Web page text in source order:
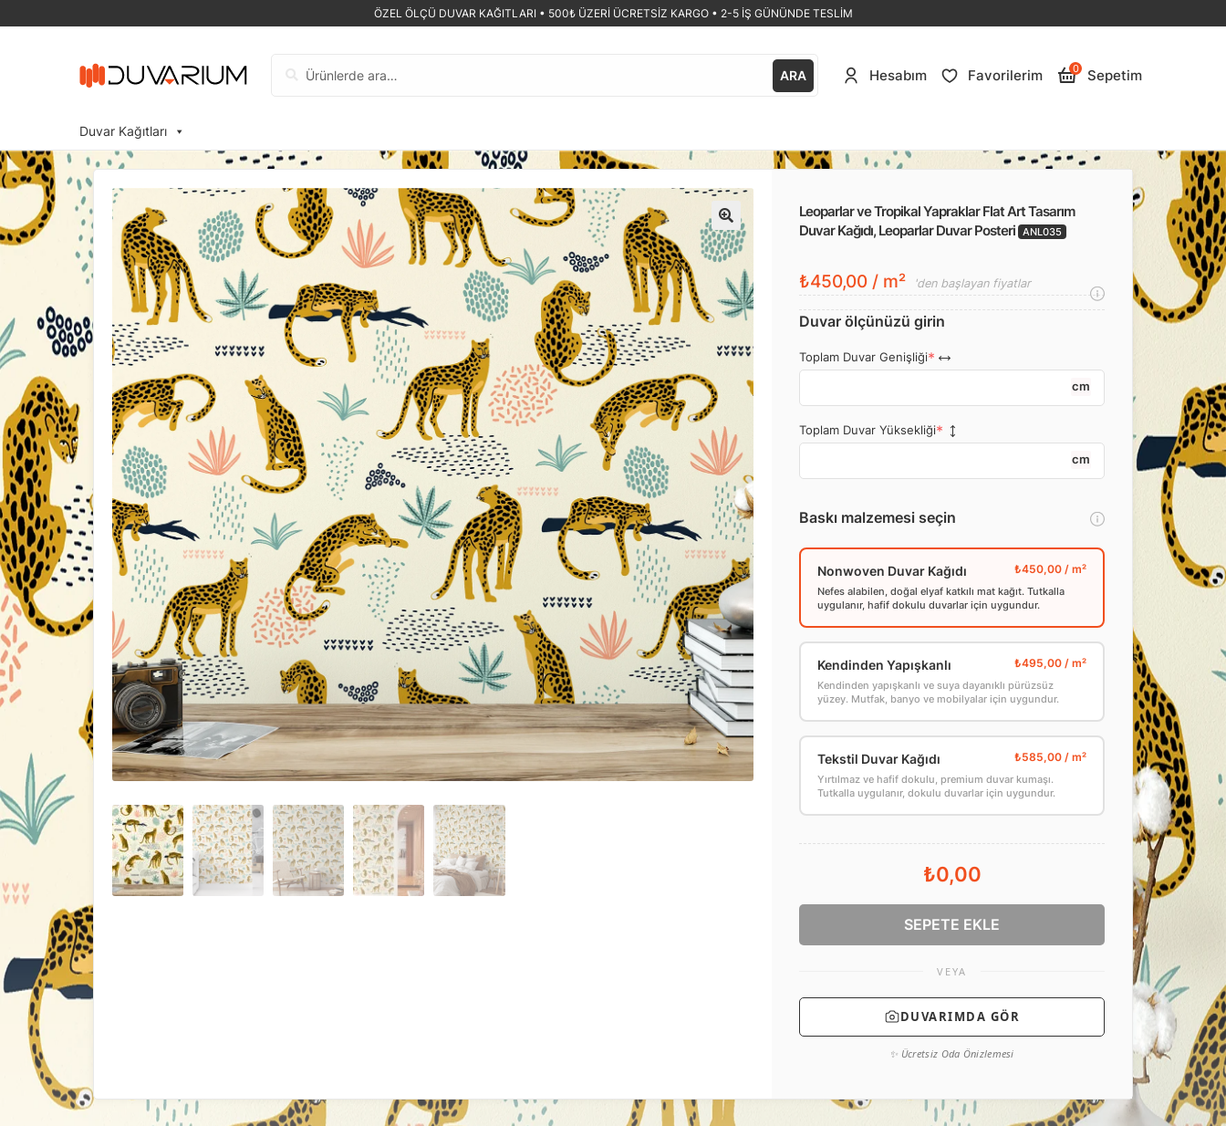
ÖZEL ÖLÇÜ DUVAR KAĞITLARI • 500₺ ÜZERİ ÜCRETSİZ KARGO • 2-5 İŞ GÜNÜNDE TESLİM
ARA Hesabım Favorilerim 0 Sepetim
Duvar Kağıtları
🔍
Leoparlar ve Tropikal Yapraklar Flat Art Tasarım
Duvar Kağıdı, Leoparlar Duvar Posteri ANL035
₺450,00 / m² 'den başlayan fiyatlar
Duvar ölçünüzü girin
Toplam Duvar Genişliği
cm
Toplam Duvar Yüksekliği
cm
Baskı malzemesi seçin
Nonwoven Duvar Kağıdı
Nefes alabilen, doğal elyaf katkılı mat kağıt. Tutkalla
uygulanır, hafif dokulu duvarlar için uygundur.
Kendinden Yapışkanlı
Kendinden yapışkanlı ve suya dayanıklı pürüzsüz
yüzey. Mutfak, banyo ve mobilyalar için uygundur.
Tekstil Duvar Kağıdı
Yırtılmaz ve hafif dokulu, premium duvar kumaşı.
Tutkalla uygulanır, dokulu duvarlar için uygundur.
₺0,00
SEPETE EKLE
VEYA
DUVARIMDA GÖR
✨ Ücretsiz Oda Önizlemesi